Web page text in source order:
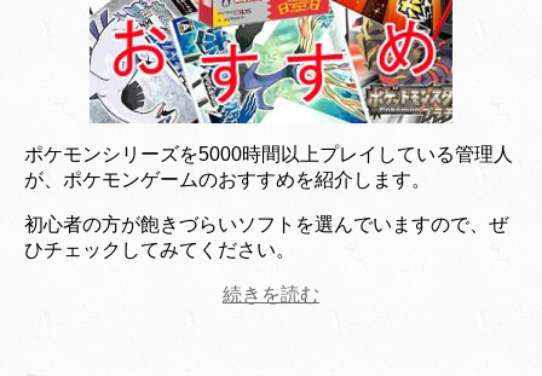
ポケモンシリーズを5000時間以上プレイしている管理人
が、ポケモンゲームのおすすめを紹介します。
初心者の方が飽きづらいソフトを選んでいますので、ぜ
ひチェックしてみてください。
続きを読む